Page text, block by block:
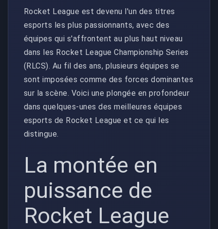
Rocket League est devenu l'un des titres
esports les plus passionnants, avec des
équipes qui s'affrontent au plus haut niveau
dans les Rocket League Championship Series
(RLCS). Au fil des ans, plusieurs équipes se
sont imposées comme des forces dominantes
sur la scène. Voici une plongée en profondeur
dans quelques-unes des meilleures équipes
esports de Rocket League et ce qui les
distingue.
La montée en
puissance de
Rocket League